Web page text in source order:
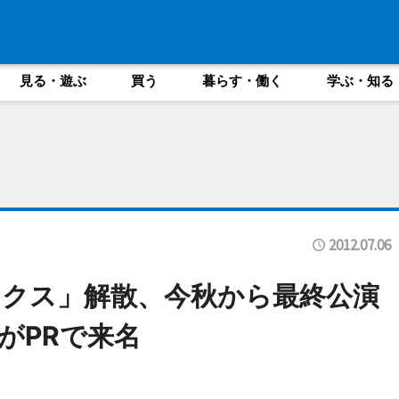
見る・遊ぶ 買う 暮らす・働く 学ぶ・知る
2012.07.06
ス」解散、今秋から最終公演
PRで来名